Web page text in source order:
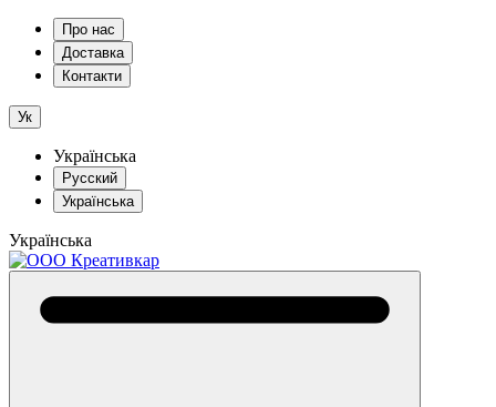
Про нас
Доставка
Контакти
Ук
Українська
Русский
Українська
Українська